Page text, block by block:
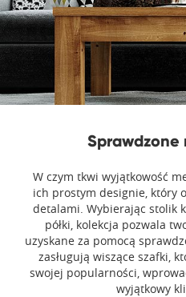
Sprawdzone
W czym tkwi wyjątkowość
ich prostym designie, który
detalami. Wybierając stolik
półki, kolekcja pozwala
uzyskane za pomocą
zasługują wiszące szafki,
swojej popularności,
wyjątkowy